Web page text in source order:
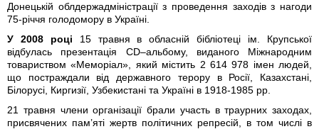
Донецькій облдержадміністрації з проведення заходів з нагоди
75-річчя голодомору в Україні.
У 2008 році 15 травня в обласній бібліотеці ім. Крупської
відбулась презентація CD–альбому, виданого Міжнародним
товариством «Меморіал», який містить 2 614 978 імен людей,
що постраждали від державного терору в Росії, Казахстані,
Білорусі, Киргизії, Узбекистані та Україні в 1918-1985 рр.
21 травня члени організації брали участь в траурних заходах,
присвячених пам’яті жертв політичних репресій, в том числі в